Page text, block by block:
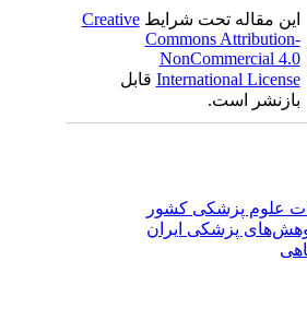
این مقاله تحت شرایطCreative
Commons
NonCommercial
Internationalقابل
بازنشر است.
علوم پزشکی کشور
پزشکی ایران